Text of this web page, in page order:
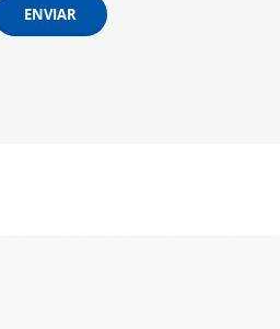
ENVIAR